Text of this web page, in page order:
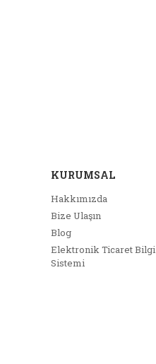
KURUMSAL
Hakkımızda
Bize Ulaşın
Blog
Elektronik Ticaret Bilgi
Sistemi